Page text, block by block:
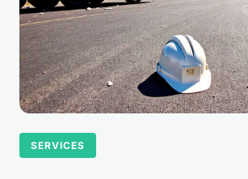
SERVICES